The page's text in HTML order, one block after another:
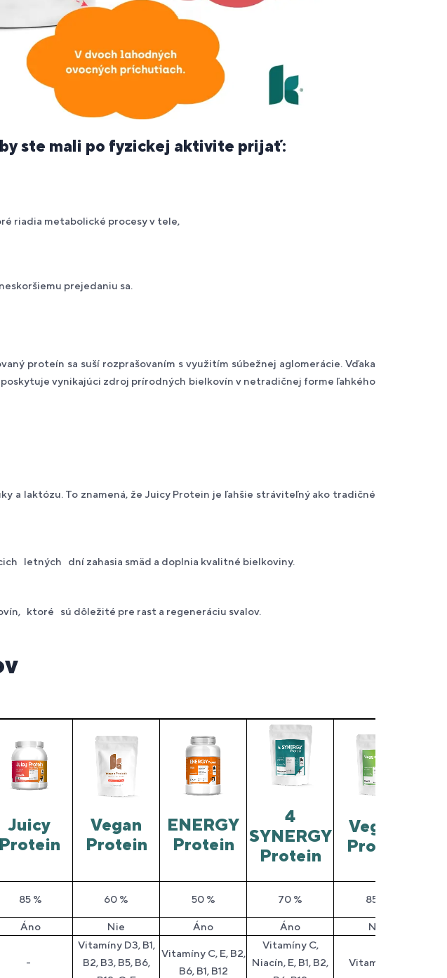
ste mali po fyzickej aktivite prijať:
riadia metabolické procesy v tele,
prejedaniu sa.
proteín sa suší rozprašovaním s využitím súbežnej aglomerácie. Vďaka
vynikajúci zdroj prírodných bielkovín v netradičnej forme ľahkého
a laktózu. To znamená, že Juicy Protein je ľahšie stráviteľný ako tradičné
letných dní zahasia smäd a doplnia kvalitné bielkoviny.
ktoré sú dôležité pre rast a regeneráciu svalov.
Juicy
Protein
Vegan
Protein
ENERGY
Protein
4
SYNERGY
Protein
Veggie
Protein
85 % 60 % 50 % 70 % 85 %
Áno Nie Áno Áno Nie
-
Vitamíny D3, B1,
B2, B3, B5, B6,
Vitamíny C, E, B2,
B6, B1, B12
Vitamíny C,
Niacín, E, B1, B2,
Vitamín B12